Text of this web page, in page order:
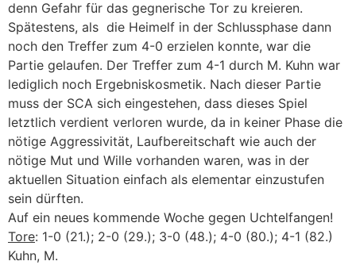
denn Gefahr für das gegnerische Tor zu kreieren.
Spätestens, als die Heimelf in der Schlussphase dann
noch den Treffer zum 4-0 erzielen konnte, war die
Partie gelaufen. Der Treffer zum 4-1 durch M. Kuhn war
lediglich noch Ergebniskosmetik. Nach dieser Partie
muss der SCA sich eingestehen, dass dieses Spiel
letztlich verdient verloren wurde, da in keiner Phase die
nötige Aggressivität, Laufbereitschaft wie auch der
nötige Mut und Wille vorhanden waren, was in der
aktuellen Situation einfach als elementar einzustufen
sein dürften.
Auf ein neues kommende Woche gegen Uchtelfangen!
Tore: 1-0 (21.); 2-0 (29.); 3-0 (48.); 4-0 (80.); 4-1 (82.)
Kuhn, M.